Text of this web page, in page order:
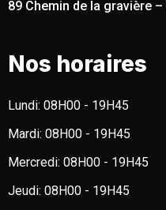
89 Chemin de la gravière
Nos horaires
Lundi: 08H00 - 19H45
Mardi: 08H00 - 19H45
Mercredi: 08H00 - 19H45
Jeudi: 08H00 - 19H45